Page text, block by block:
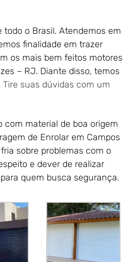
todo o Brasil. Atendemos em
finalidade em trazer
os mais bem feitos motores
– RJ. Diante disso, temos
Tire suas dúvidas com um
com material de boa origem
de Enrolar em Campos
sobre problemas com o
e dever de realizar
quem busca segurança.